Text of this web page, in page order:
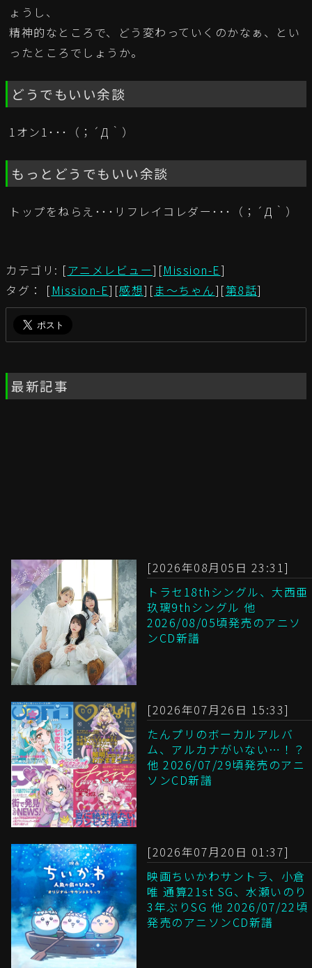
ょうし、
精神的なところで、どう変わっていくのかなぁ、とい
ったところでしょうか。
どうでもいい余談
1オン1･･･（；´Д｀）
もっとどうでもいい余談
トップをねらえ･･･リフレイコレダー･･･（；´Д｀）
カテゴリ: [アニメレビュー][Mission-E]
タグ： [Mission-E][感想][ま～ちゃん][第8話]
最新記事
[2026年08月05日 23:31]
トラセ18thシングル、大西亜
玖璃9thシングル 他
2026/08/05頃発売のアニソ
ンCD新譜
[2026年07月26日 15:33]
たんプリのボーカルアルバ
ム、アルカナがいない…！？
他 2026/07/29頃発売のアニ
ソンCD新譜
[2026年07月20日 01:37]
映画ちいかわサントラ、小倉
唯 通算21st SG、水瀬いのり
3年ぶりSG 他 2026/07/22頃
発売のアニソンCD新譜